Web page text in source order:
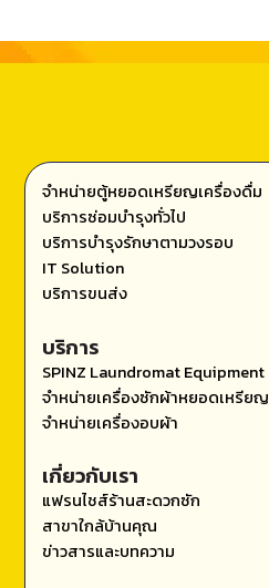
เกี่ยวกับเรา
แฟรนไชส์ร้านสะดวกซัก
สาขาใกล้บ้านคุณ
ข่าวสารและบทความ
บริการ
SPINZ Laundromat Equipment
จำหน่ายเครื่องซักผ้าหยอดเหรียญ
จำหน่ายเครื่องอบผ้า
จำหน่ายตู้หยอดเหรียญเครื่องดื่ม
บริการซ่อมบำรุงทั่วไป
บริการบำรุงรักษาตามวงรอบ
IT Solution
บริการขนส่ง